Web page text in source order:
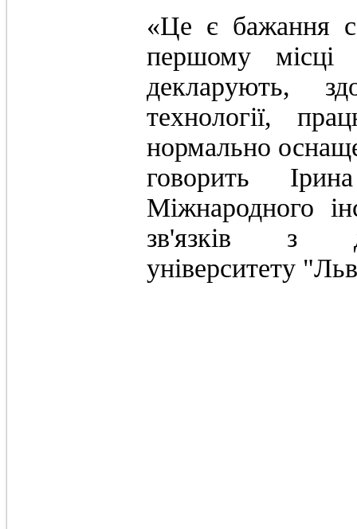
«Це є бажання
першому
декларують,
технології,
нормально
говорить
Міжнародного
зв'язків з
університету